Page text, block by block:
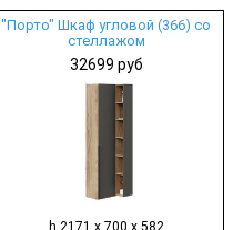
"Порто" Шкаф угловой (366) со
стеллажом
32699 руб
h 2171 х 700 х 582